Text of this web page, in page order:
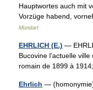
Hauptwortes auch mit
Vorzüge habend,
Mundart
EHRLICH (E.) —
Bucovine l’actuelle
romain de 1899 à
Ehrlich —